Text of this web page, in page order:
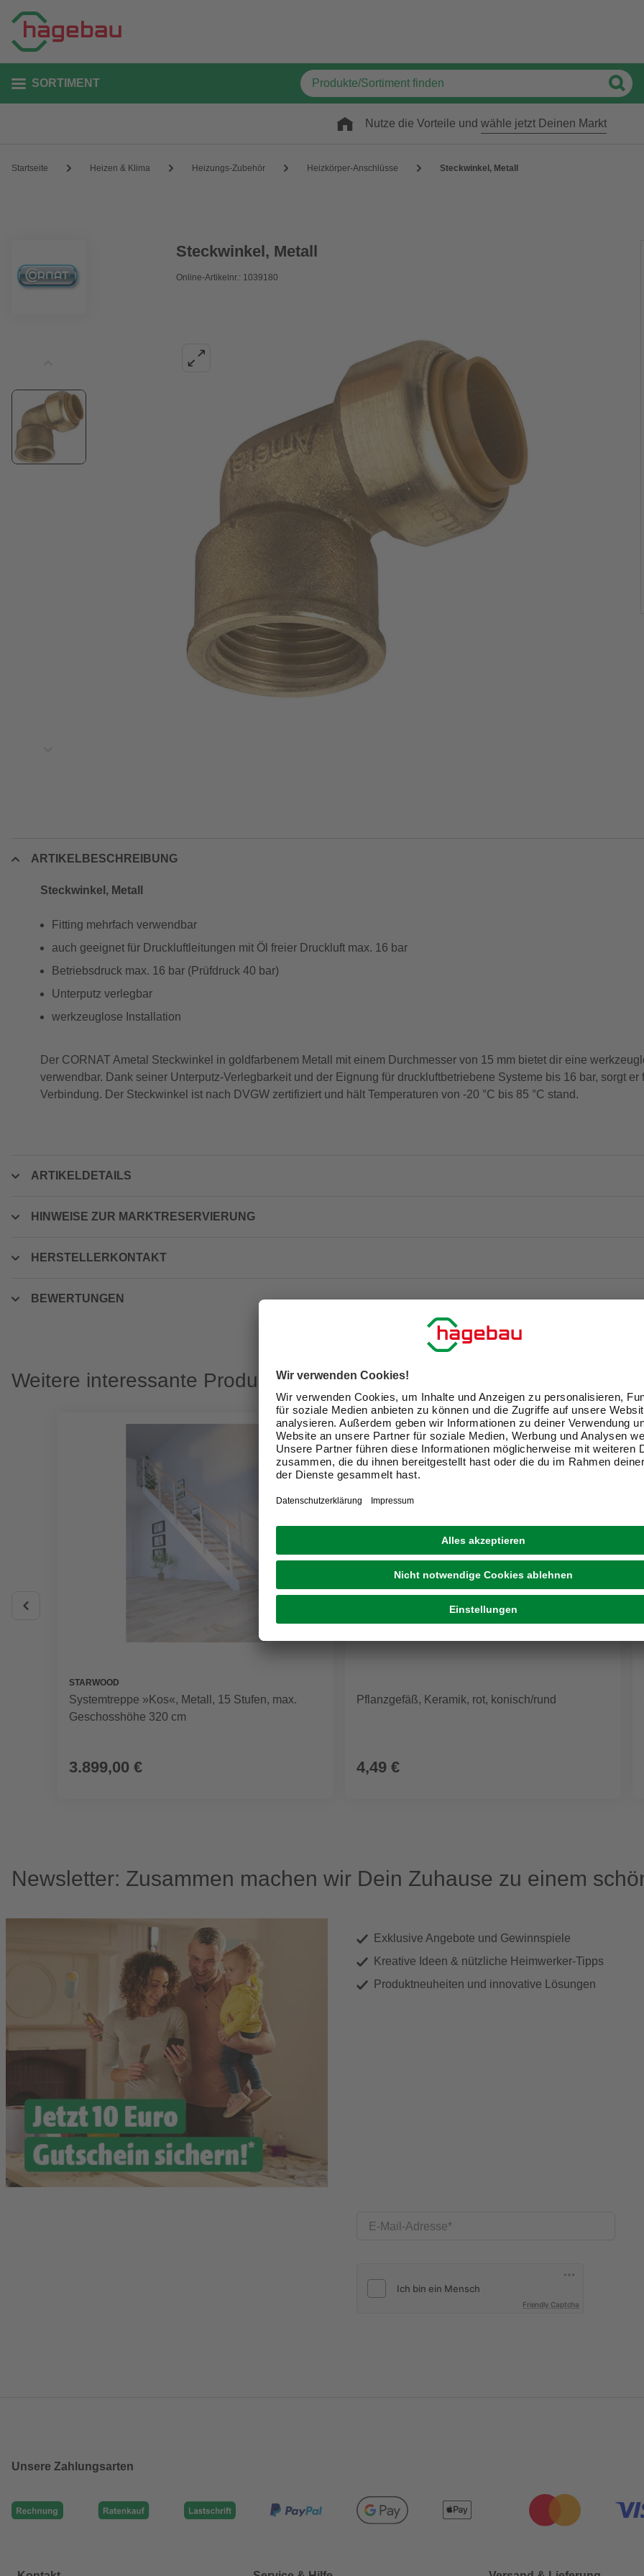
SORTIMENT
Nutze die Vorteile und wähle jetzt Deinen Markt
Startseite Heizen & Klima Heizungs-Zubehör Heizkörper-Anschlüsse Steckwinkel, Metall
Steckwinkel, Metall
Online-Artikelnr.: 1039180
ARTIKELBESCHREIBUNG
Steckwinkel, Metall
Fitting mehrfach verwendbar
auch geeignet für Druckluftleitungen mit Öl freier Druckluft max. 16 bar
Betriebsdruck max. 16 bar (Prüfdruck 40 bar)
Unterputz verlegbar
werkzeuglose Installation
Der CORNAT Ametal Steckwinkel in goldfarbenem Metall mit einem Durchmesser von 15 mm bietet dir eine
verwendbar. Dank seiner Unterputz-Verlegbarkeit und der Eignung für druckluftbetriebene Systeme bis 16 bar, sorgt
Verbindung. Der Steckwinkel ist nach DVGW zertifiziert und hält Temperaturen von -20 °C bis 85 °C stand.
ARTIKELDETAILS
HINWEISE ZUR MARKTRESERVIERUNG
HERSTELLERKONTAKT
BEWERTUNGEN
Weitere interessante Produkte
STARWOOD
Systemtreppe »Kos«, Metall, 15 Stufen, max.
Geschosshöhe 320 cm
3.899,00 €
Pflanzgefäß, Keramik, rot, konisch/rund
4,49 €
Newsletter: Zusammen machen wir Dein Zuhause zu einem
Exklusive Angebote und Gewinnspiele
Kreative Ideen & nützliche Heimwerker-Tipps
Produktneuheiten und innovative Lösungen
E-Mail-Adresse
Friendly Captcha
Unsere Zahlungsarten